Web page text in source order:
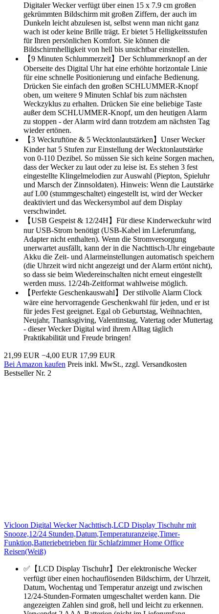
Digitaler Wecker verfügt über einen 15 x 7.9 cm großen
gekrümmten Bildschirm mit großen Ziffern, der auch im
Dunkeln leicht abzulesen ist, selbst wenn man nicht ganz
wach ist oder keine Brille trägt. Er bietet 5 Helligkeitsstufen
für Ihren persönlichen Komfort. Sie können die
Bildschirmhelligkeit von hell bis unsichtbar einstellen.
【9 Minuten Schlummerzeit】Der Schlummerknopf an der
Oberseite des Digital Uhr hat eine erhöhte horizontale Linie
für eine schnelle Positionierung und einfache Bedienung.
Drücken Sie einfach den großen SCHLUMMER-Knopf
oben, um weitere 9 Minuten Schlaf bis zum nächsten
Weckzyklus zu erhalten. Drücken Sie eine beliebige Taste
außer dem SCHLUMMER-Knopf, um den heutigen Alarm
zu stoppen - der Alarm wird dann trotzdem am nächsten Tag
wieder ertönen.
【3 Weckruftöne & 5 Wecktonlautstärken】Unser Wecker
Kinder hat 5 Stufen zur Einstellung der Wecktonlautstärke
von 0-110 Dezibel. So müssen Sie sich keine Sorgen machen,
dass der Wecker zu laut oder zu leise ist. Es stehen 3 fest
eingestellte Klingelmelodien zur Auswahl (Piepton, Spieluhr
und Marsch der Zinnsoldaten). Hinweis: Wenn die Lautstärke
auf L00 (stummgeschaltet) eingestellt ist, wird der Wecker
deaktiviert und das Weckersymbol auf dem Display
verschwindet.
【USB Gespeist & 12/24H】Für diese Kinderweckuhr wird
nur USB-Strom benötigt (USB-Kabel im Lieferumfang,
Adapter nicht enthalten). Wenn die Stromversorgung
unerwartet ausfällt, kann der in die Nachttisch-Uhr eingebaute
Akku die Zeit- und Alarmeinstellungen automatisch speichern
(die Uhrzeit wird nicht angezeigt und der Alarm ertönt nicht),
so dass sie beim Wiedereinschalten nicht erneut eingestellt
werden muss. 12/24h-Zeitformat wahlweise möglich.
【Perfekte Geschenkauswahl】Der stilvolle Alarm Clock
wäre eine hervorragende Geschenkwahl für jeden, und er ist
für jedes Fest geeignet. Egal ob Geburtstag, Weihnachten,
Neujahr, Thanksgiving, Valentinstag, Vatertag oder Muttertag
- dieser Wecker Digital wird ihrem Alltag täglich
Praktikabilität und Freude bringen!
21,99 EUR −4,00 EUR 17,99 EUR
Bei Amazon kaufen Preis inkl. MwSt., zzgl. Versandkosten
Bestseller Nr. 2
Vicloon Digital Wecker Nachttisch,LCD Display Tischuhr mit
Snooze,12/24 Stunden,Datum,Temperaturanzeige,Timer-
Funktion,Batteriebetrieben für Schlafzimmer Home Office
Reisen(Weiß)
✅【LCD Display Tischuhr】Der elektronische Wecker
verfügt über einen hochauflösenden Bildschirm, der Uhrzeit,
Datum, Wochentag und Temperatur anzeigt und zwischen
12/24-Stunden-Formaten umgeschaltet werden kann. Die
angezeigten Zahlen sind groß, hell und leicht zu erkennen.